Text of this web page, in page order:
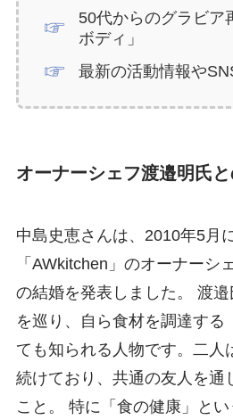
50代からのグラビア
ボディ」
最新の活動情報や
オーナーシェフ渡邉明氏
中島史恵さんは、2010年5月
「AWkitchen」のオーナーシ
の結婚を発表しました。 渡
を巡り、自ら食材を調達する
ても知られる人物です。二人
続けており、共通の友人を通
こと。 特に「食の健康」と